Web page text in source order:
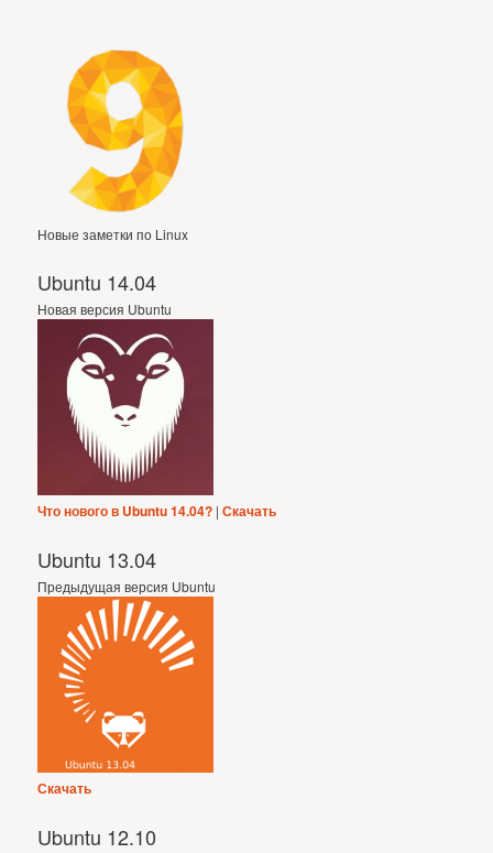
Новые заметки по Linux
Ubuntu 14.04
Новая версия Ubuntu
Что нового в Ubuntu 14.04? |Скачать
Ubuntu 13.04
Предыдущая версия Ubuntu
Скачать
Ubuntu 12.10